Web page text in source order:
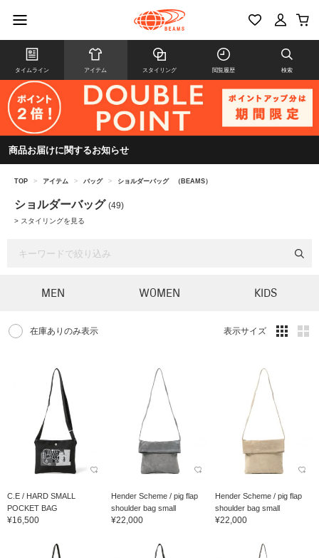
タイムライン アイテム スタイリング 閲覧履歴 検索
商品お届けに関するお知らせ
TOP > アイテム > バッグ > ショルダーバッグ （BEAMS）
ショルダーバッグ (49)
> スタイリングを見る
MEN WOMEN KIDS
在庫ありのみ表示 表示サイズ
C.E / HARD SMALL
POCKET BAG
¥16,500
Hender Scheme / pig flap
shoulder bag small
¥22,000
Hender Scheme / pig flap
shoulder bag small
¥22,000